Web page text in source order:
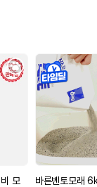
모
바른벤토모래